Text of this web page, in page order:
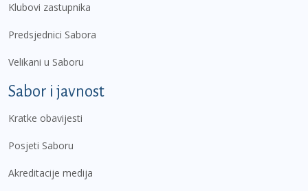
Klubovi zastupnika
Predsjednici Sabora
Velikani u Saboru
Sabor i javnost
Kratke obavijesti
Posjeti Saboru
Akreditacije medija